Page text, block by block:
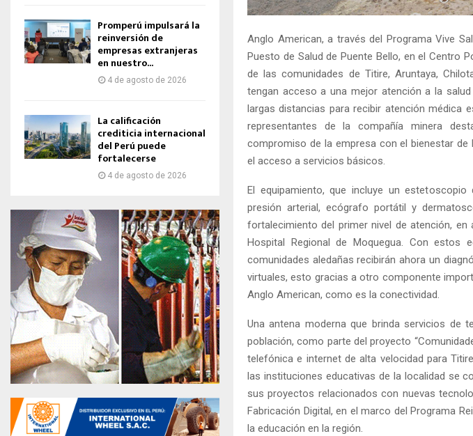
Anglo American, a través del Programa Vive
Puesto de Salud de Puente Bello, en el Centro
de las comunidades de Titire, Aruntaya,
tengan acceso a una mejor atención a la
largas distancias para recibir atención médica
representantes de la compañía minera
compromiso de la empresa con el bienestar
el acceso a servicios básicos.
El equipamiento, que incluye un
presión arterial, ecógrafo portátil y
fortalecimiento del primer nivel de atención, en
Hospital Regional de Moquegua. Con estos
comunidades aledañas recibirán ahora un
virtuales, esto gracias a otro componente
Anglo American, como es la conectividad.
Una antena moderna que brinda servicios de
población, como parte del proyecto
telefónica e internet de alta velocidad para
las instituciones educativas de la localidad se
sus proyectos relacionados con nuevas
Fabricación Digital, en el marco del Programa
la educación en la región.
Promperú impulsará la
reinversión de
empresas extranjeras
en nuestro...
4 de agosto de 2026
La calificación
crediticia internacional
del Perú puede
fortalecerse
4 de agosto de 2026